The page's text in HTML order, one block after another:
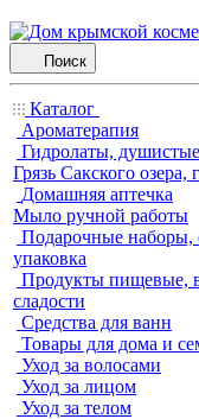
Поиск
Каталог
Ароматерапия
Гидролаты,
Грязь Сакского озера,
Домашняя аптечка
Мыло ручной работы
Подарочные наборы,
упаковка
Продукты пищевые,
сладости
Средства для ванн
Товары для дома и
Уход за волосами
Уход за лицом
Уход за телом